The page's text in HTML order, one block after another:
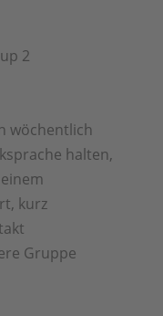
2
wöchentlich
halten,
kurz
Gruppe